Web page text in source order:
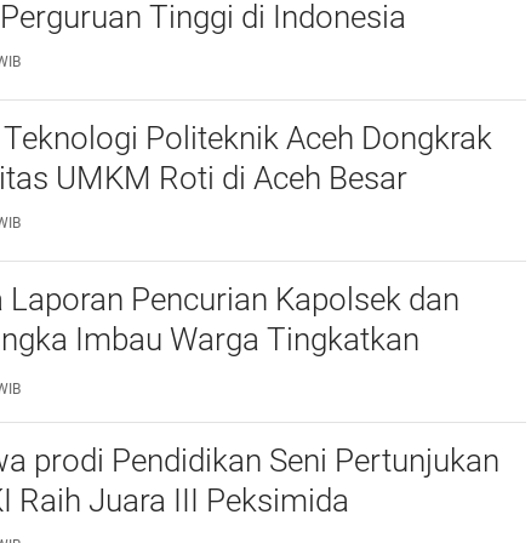
Tinggi di Indonesia
Politeknik Aceh Dongkrak
UMKM Roti di Aceh Besar
Laporan Pencurian Kapolsek dan
Imbau Warga Tingkatkan
prodi Pendidikan Seni Pertunjukan
Raih Juara III Peksimida